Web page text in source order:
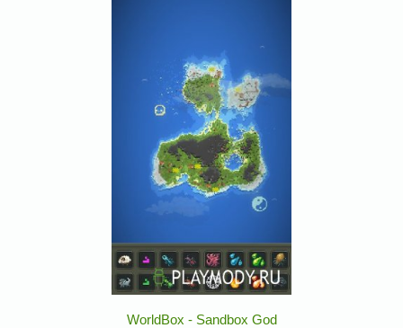
WorldBox - Sandbox God